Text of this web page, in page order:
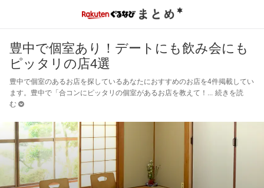
豊中で個室あり！デートにも飲み会にも
ピッタリの店4選
豊中で個室のあるお店を探しているあなたにおすすめのお店を4件掲載してい
ます。豊中で「合コンにピッタリの個室があるお店を教えて！
続きを読
む